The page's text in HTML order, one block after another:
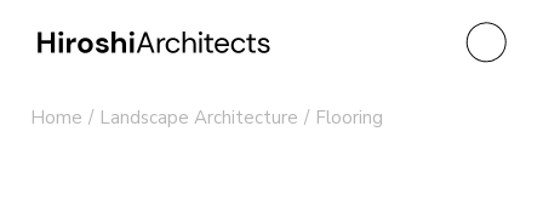
Home Landscape Architecture Flooring